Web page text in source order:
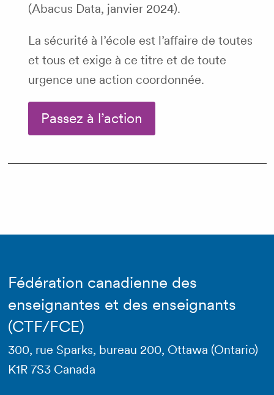
(Abacus Data, janvier 2024).
La sécurité à l’école est l’affaire de toutes
et tous et exige à ce titre et de toute
urgence une action coordonnée.
Passez à l’action
Fédération canadienne des
enseignantes et des enseignants
(CTF/FCE)
300, rue Sparks, bureau 200, Ottawa (Ontario)
K1R 7S3 Canada